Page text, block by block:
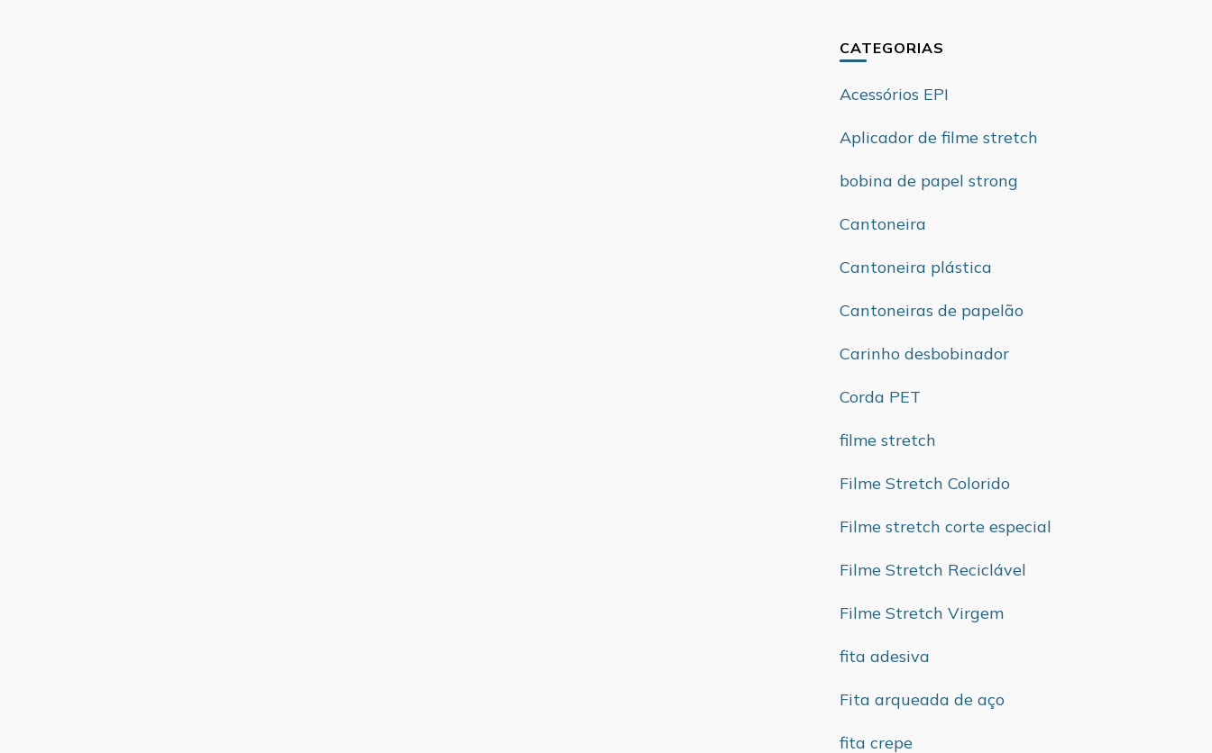
CATEGORIAS
Acessórios EPI
Aplicador de filme stretch
bobina de papel strong
Cantoneira
Cantoneira plástica
Cantoneiras de papelão
Carinho desbobinador
Corda PET
filme stretch
Filme Stretch Colorido
Filme stretch corte especial
Filme Stretch Reciclável
Filme Stretch Virgem
fita adesiva
Fita arqueada de aço
fita crepe